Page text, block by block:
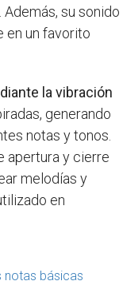
su sonido
en un favorito
la vibración
generando
notas y tonos.
apertura y cierre
melodías y
en
notas básicas